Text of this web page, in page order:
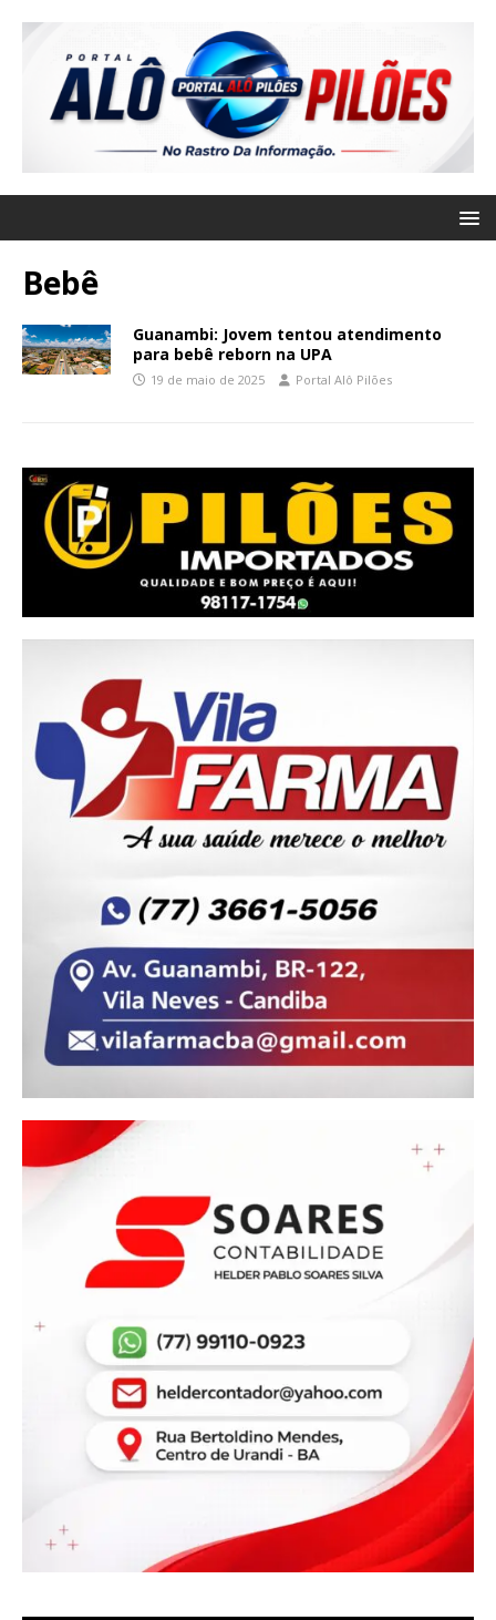
Bebê
Guanambi: Jovem tentou atendimento
para bebê reborn na UPA
19 de maio de 2025 Portal Alô Pilões